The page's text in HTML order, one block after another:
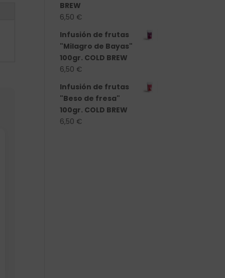
BREW
6,50 €
Infusión de frutas
"Milagro de Bayas"
100gr. COLD BREW
6,50 €
Infusión de frutas
"Beso de fresa"
100gr. COLD BREW
6,50 €